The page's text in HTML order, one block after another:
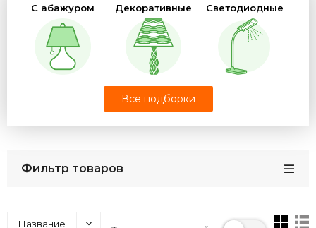
Количество плафонов
Бренд
Все подборки
С абажуром Декоративные Светодиодные
Школьные
Фильтр товаров
Название